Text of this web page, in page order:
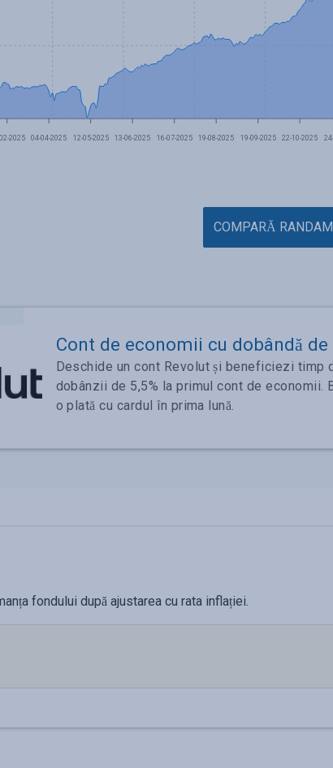
2025 04-04-2025 12-05-2025 13-06-2025 16-07-2025 19-08-2025 19-09-2025 22-10-2025
COMPARĂ
Cont de economii cu dobândă de
Deschide un cont Revolut și beneficiezi timp
dobânzii de 5,5% la primul cont de economii.
o plată cu cardul în prima lună.
fondului după ajustarea cu rata inflației.